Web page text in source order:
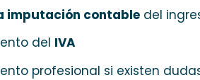
imputación contabledel
del IVA
profesional si existen